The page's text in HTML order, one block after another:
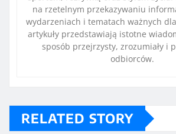
na rzetelnym przekazywaniu
wydarzeniach i tematach ważnych
artykuły przedstawiają istotne
sposób przejrzysty, zrozumiały i
odbiorców.
RELATED STORY